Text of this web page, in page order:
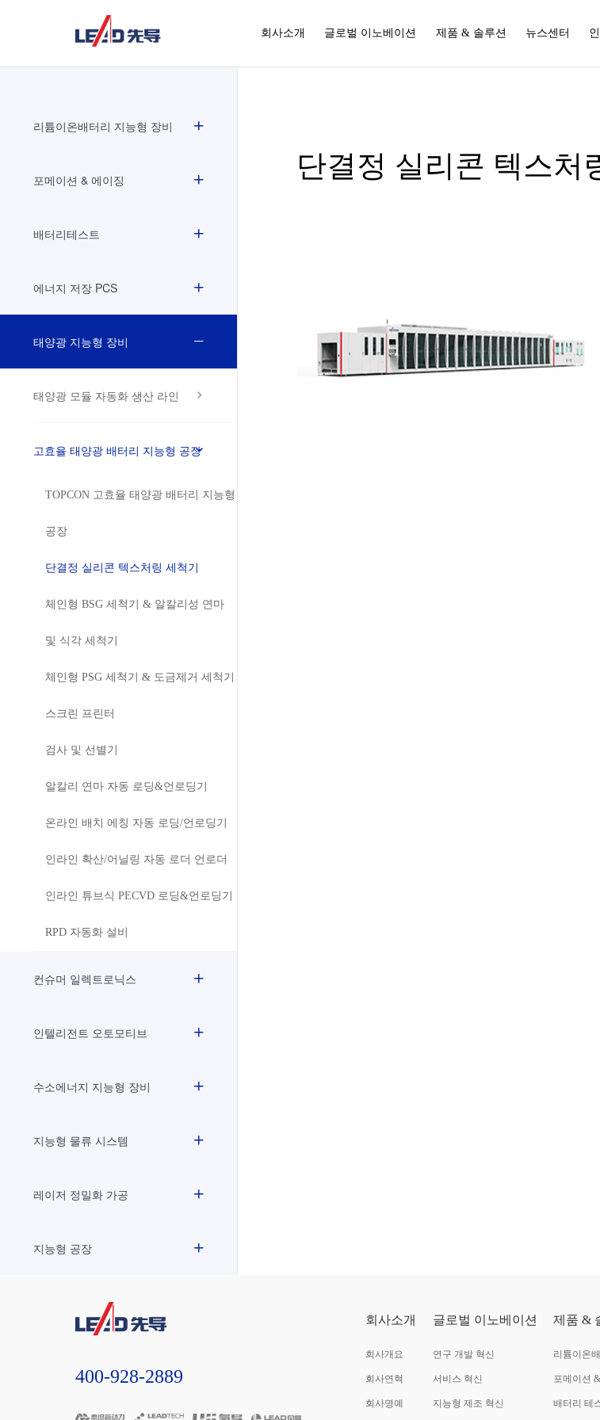
회사소개 글로벌 이노베이션 제품 & 솔루션 뉴스센터
리튬이온배터리 지능형 장비
포메이션 & 에이징
배터리테스트
에너지 저장 PCS
태양광 지능형 장비
태양광 모듈 자동화 생산 라인
고효율 태양광 배터리 지능형 공장
TOPCON 고효율 태양광 배터리 지능형
공장
단결정 실리콘 텍스처링 세척기
체인형 BSG 세척기 & 알칼리성 연마
및 식각 세척기
체인형 PSG 세척기 & 도금제거 세척기
스크린 프린터
검사 및 선별기
알칼리 연마 자동 로딩&언로딩기
온라인 배치 에칭 자동 로딩/언로딩기
인라인 확산/어닐링 자동 로더 언로더
인라인 튜브식 PECVD 로딩&언로딩기
RPD 자동화 설비
컨슈머 일렉트로닉스
인텔리전트 오토모티브
수소에너지 지능형 장비
지능형 물류 시스템
레이저 정밀화 가공
지능형 공장
단결정 실리콘 텍스처
400-928-2889
회사소개
회사개요
회사연혁
회사명예
글로벌 이노베이션
연구 개발 혁신
서비스 혁신
지능형 제조 혁신
제품 &
리튬이온
포메이션
배터리 테